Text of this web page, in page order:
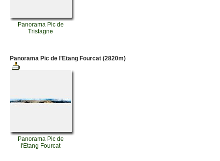
Panorama Pic de
Tristagne
Panorama Pic de l'Etang Fourcat (2820m)
Panorama Pic de
l'Etang Fourcat